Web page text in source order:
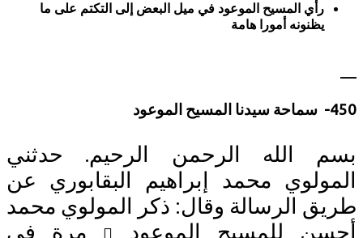
رأي المسيح الموعود في ميل البعض إلى التكتم على ما
يظنونه أمورا هامة
الله الرحمن الرحيم. حدثني
محمد إبراهيم البقابوري عن
الرسالة وقال: ذكر المولوي محمد
للمسيح الموعود مرة في